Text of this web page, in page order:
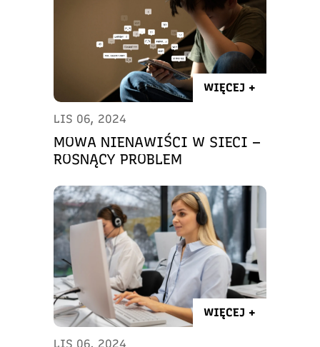
WIĘCEJ +
LIS 06, 2024
MOWA NIENAWIŚCI W SIECI –
ROSNĄCY PROBLEM
WIĘCEJ +
LIS 06, 2024